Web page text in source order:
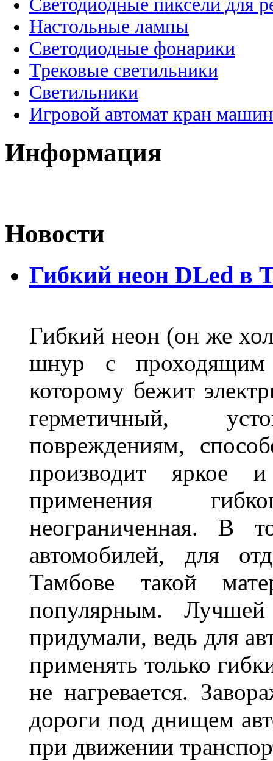
Светодиодные пиксели для
Настольные лампы
Светодиодные фонарики
Трековые светильники
Светильники
Игровой автомат кран
Информация
Новости
Гибкий неон DLed в
Гибкий неон (он же
шнур с
которому бежит
герметичный,
повреждениям,
производит яркое
применения
неограниченная.
автомобилей, для
Тамбове такой
популярным.
придумали, ведь для
применять только
не нагревается.
дороги под днищем
при движении